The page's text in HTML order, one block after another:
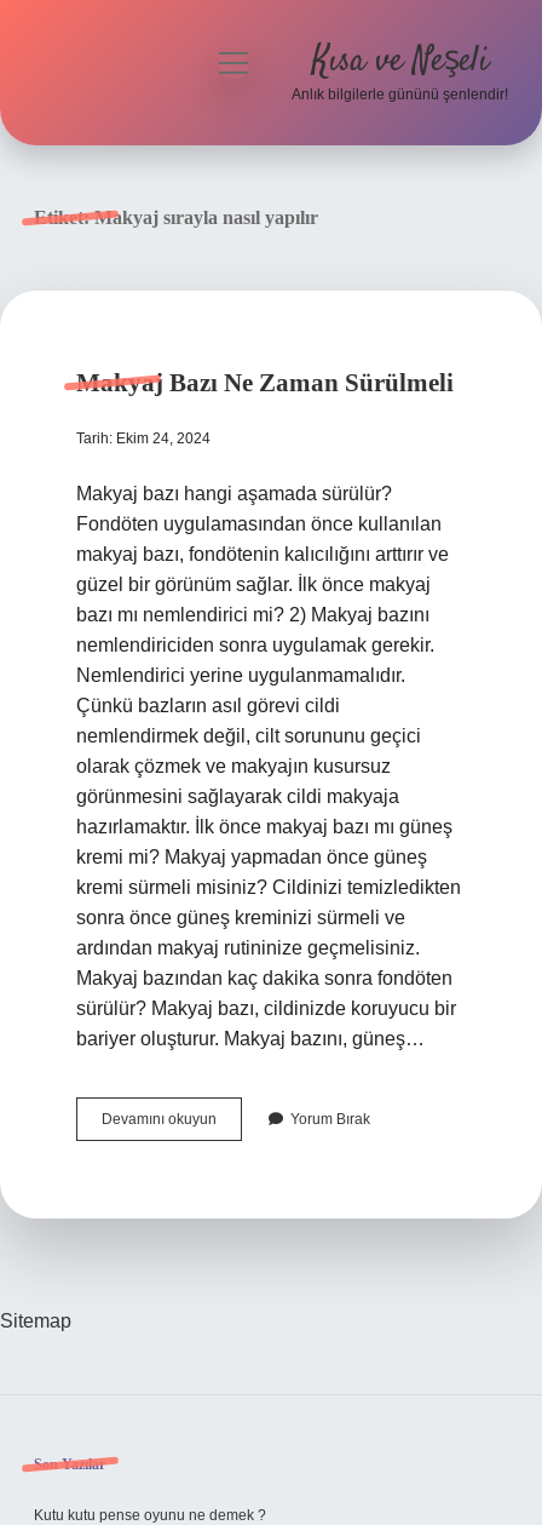
menüyü
Kısa ve Neşeli
Anlık bilgilerle gününü şenlendir!
Etiket:Makyaj sırayla nasıl yapılır
Makyaj Bazı Ne Zaman Sürülmeli
Tarih: Ekim 24, 2024
Makyaj bazı hangi aşamada sürülür?
Fondöten uygulamasından önce kullanılan
makyaj bazı, fondötenin kalıcılığını arttırır ve
güzel bir görünüm sağlar. İlk önce makyaj
bazı mı nemlendirici mi? 2) Makyaj bazını
nemlendiriciden sonra uygulamak gerekir.
Nemlendirici yerine uygulanmamalıdır.
Çünkü bazların asıl görevi cildi
nemlendirmek değil, cilt sorununu geçici
olarak çözmek ve makyajın kusursuz
görünmesini sağlayarak cildi makyaja
hazırlamaktır. İlk önce makyaj bazı mı güneş
kremi mi? Makyaj yapmadan önce güneş
kremi sürmeli misiniz? Cildinizi temizledikten
sonra önce güneş kreminizi sürmeli ve
ardından makyaj rutininize geçmelisiniz.
Makyaj bazından kaç dakika sonra fondöten
sürülür? Makyaj bazı, cildinizde koruyucu bir
bariyer oluşturur. Makyaj bazını, güneş…
Devamını okuyun
Bazı
Yorum Bırak
Sitemap
Sidebar
Son Yazılar
Kutu kutu pense oyunu ne demek ?